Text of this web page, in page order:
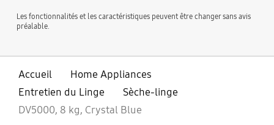
Les fonctionnalités et les caractéristiques peuvent être changer sans avis
préalable.
Accueil
Home Appliances
Entretien du Linge
Sèche-linge
DV5000, 8 kg, Crystal Blue